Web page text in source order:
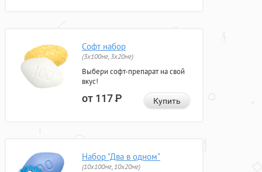
Софт набор
(3x100мг, 3x20мг)
Выбери софт-препарат на свой
вкус!
от 117Р Купить
Набор "Два в одном"
(10x100мг, 10x20мг)